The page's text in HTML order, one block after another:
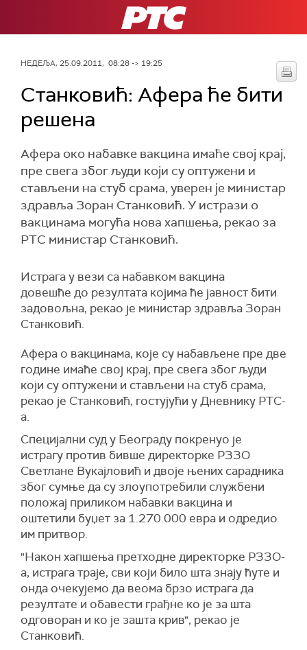
РТС
НЕДЕЉА, 25.09.2011, 08:28 -> 19:25
Станковић: Афера ће бити
решена
Афера око набавке вакцина имаће свој крај,
пре свега због људи који су оптужени и
стављени на стуб срама, уверен је министар
здравља Зоран Станковић. У истрази о
вакцинама могућа нова хапшења, рекао за
РТС министар Станковић.
Истрага у вези са набавком вакцина
довешће до резултата којима ће јавност бити
задовољна, рекао је министар здравља Зоран
Станковић.
Афера о вакцинама, које су набављене пре две
године имаће свој крај, пре свега због људи
који су оптужени и стављени на стуб срама,
рекао је Станковић, гостујући у Дневнику РТС-
а.
Специјални суд у Београду покренуо је
истрагу против бивше директорке РЗЗО
Светлане Вукајловић и двоје њених сарадника
због сумње да су злоупотребили службени
положај приликом набавки вакцина и
оштетили буџет за 1.270.000 евра и одредио
им притвор.
"Након хапшења претходне директорке РЗЗО-
а, истрага траје, сви који било шта знају ћуте и
онда очекујемо да веома брзо истрага да
резултате и обавести грађне ко је за шта
одговоран и ко је зашта крив", рекао је
Станковић.